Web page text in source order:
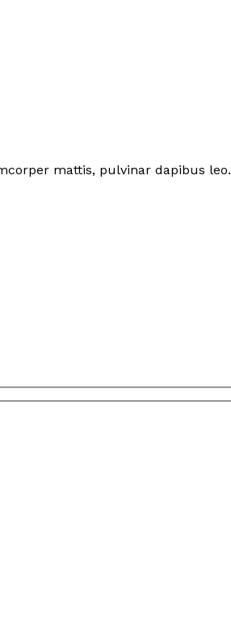
mattis, pulvinar dapibus leo.